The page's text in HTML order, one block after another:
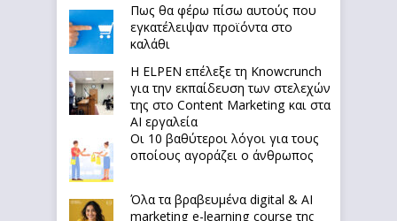
Πως θα φέρω πίσω αυτούς που
εγκατέλειψαν προϊόντα στο
καλάθι
Η ELPEN επέλεξε τη Knowcrunch
για την εκπαίδευση των στελεχών
της στο Content Marketing και στα
AI εργαλεία
Οι 10 βαθύτεροι λόγοι για τους
οποίους αγοράζει ο άνθρωπος
Όλα τα βραβευμένα digital & AI
marketing e-learning course της